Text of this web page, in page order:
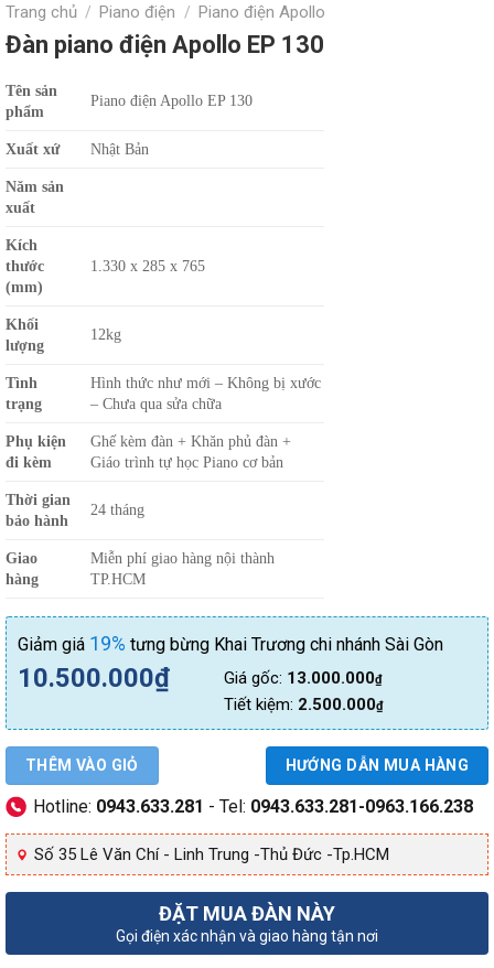
Trang chủ / Piano điện / Piano điện Apollo
Đàn piano điện Apollo EP 130
Tên sản
phẩm
Piano điện Apollo EP 130
Xuất xứ Nhật Bản
Năm sản
xuất
Kích
thước
(mm)
1.330 x 285 x 765
Khối
lượng
12kg
Tình
trạng
Hình thức như mới – Không bị xước
– Chưa qua sửa chữa
Phụ kiện
đi kèm
Ghế kèm đàn + Khăn phủ đàn +
Giáo trình tự học Piano cơ bản
Thời gian
bảo hành
24 tháng
Giao
hàng
Miễn phí giao hàng nội thành
TP.HCM
Giảm giá 19% tưng bừng Khai Trương chi nhánh Sài Gòn
10.500.000₫ Giá gốc: 13.000.000₫
Tiết kiệm: 2.500.000₫
THÊM VÀO GIỎ HƯỚNG DẪN MUA HÀNG
Hotline: 0943.633.281 - Tel: 0943.633.281-0963.166.238
Số 35 Lê Văn Chí - Linh Trung -Thủ Đức -Tp.HCM
ĐẶT MUA ĐÀN NÀY
Gọi điện xác nhận và giao hàng tận nơi